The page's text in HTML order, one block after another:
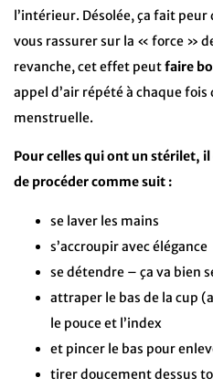
l’intérieur. Désolée, ça fait
vous rassurer sur la « force »
revanche, cet effet peutfaire
appel d’air répété à chaque
menstruelle.
Pour celles qui ont un stérilet,
de procéder comme suit :
se laver les mains
s’accroupir avec élégance
se détendre – ça va bien
attraper le bas de la cup
le pouce et l’index
et pincer le bas pour
tirer doucement dessus